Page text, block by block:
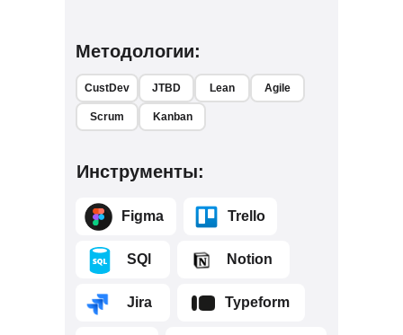
Инструменты:
⠀⠀⠀Typeform
⠀⠀⠀Jira
⠀⠀⠀Trello
⠀⠀⠀Figma
⠀⠀⠀SQl ⠀⠀⠀Notion
CustDev JTBD Lean Agile
Scrum Kanban
Методологии: